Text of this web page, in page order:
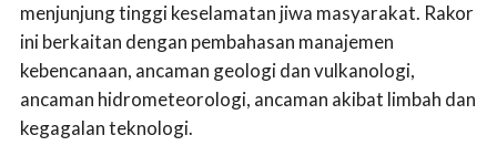
menjunjung tinggi keselamatan jiwa masyarakat. Rakor
ini berkaitan dengan pembahasan manajemen
kebencanaan, ancaman geologi dan vulkanologi,
ancaman hidrometeorologi, ancaman akibat limbah dan
kegagalan teknologi.